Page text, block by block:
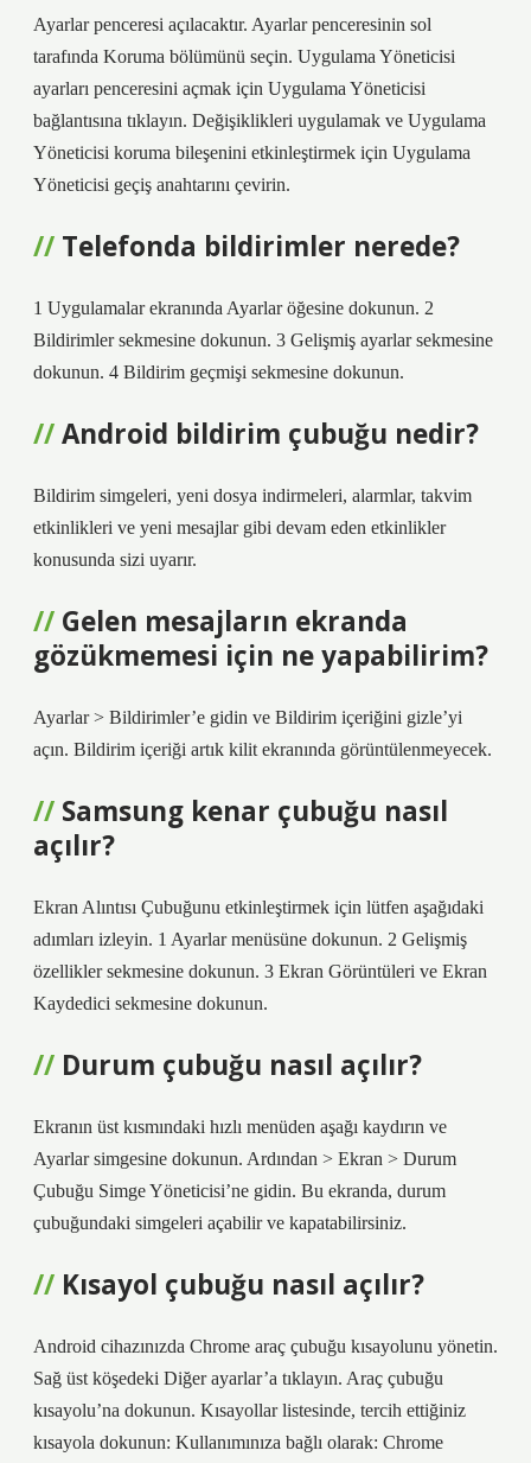
Ayarlar penceresi açılacaktır. Ayarlar penceresinin sol
tarafında Koruma bölümünü seçin. Uygulama Yöneticisi
ayarları penceresini açmak için Uygulama Yöneticisi
bağlantısına tıklayın. Değişiklikleri uygulamak ve Uygulama
Yöneticisi koruma bileşenini etkinleştirmek için Uygulama
Yöneticisi geçiş anahtarını çevirin.
Telefonda bildirimler nerede?
1 Uygulamalar ekranında Ayarlar öğesine dokunun. 2
Bildirimler sekmesine dokunun. 3 Gelişmiş ayarlar sekmesine
dokunun. 4 Bildirim geçmişi sekmesine dokunun.
Android bildirim çubuğu nedir?
Bildirim simgeleri, yeni dosya indirmeleri, alarmlar, takvim
etkinlikleri ve yeni mesajlar gibi devam eden etkinlikler
konusunda sizi uyarır.
Gelen mesajların ekranda
gözükmemesi için ne yapabilirim?
Ayarlar > Bildirimler’e gidin ve Bildirim içeriğini gizle’yi
açın. Bildirim içeriği artık kilit ekranında görüntülenmeyecek.
Samsung kenar çubuğu nasıl
açılır?
Ekran Alıntısı Çubuğunu etkinleştirmek için lütfen aşağıdaki
adımları izleyin. 1 Ayarlar menüsüne dokunun. 2 Gelişmiş
özellikler sekmesine dokunun. 3 Ekran Görüntüleri ve Ekran
Kaydedici sekmesine dokunun.
Durum çubuğu nasıl açılır?
Ekranın üst kısmındaki hızlı menüden aşağı kaydırın ve
Ayarlar simgesine dokunun. Ardından > Ekran > Durum
Çubuğu Simge Yöneticisi’ne gidin. Bu ekranda, durum
çubuğundaki simgeleri açabilir ve kapatabilirsiniz.
Kısayol çubuğu nasıl açılır?
Android cihazınızda Chrome araç çubuğu kısayolunu yönetin.
Sağ üst köşedeki Diğer ayarlar’a tıklayın. Araç çubuğu
kısayolu’na dokunun. Kısayollar listesinde, tercih ettiğiniz
kısayola dokunun: Kullanımınıza bağlı olarak: Chrome